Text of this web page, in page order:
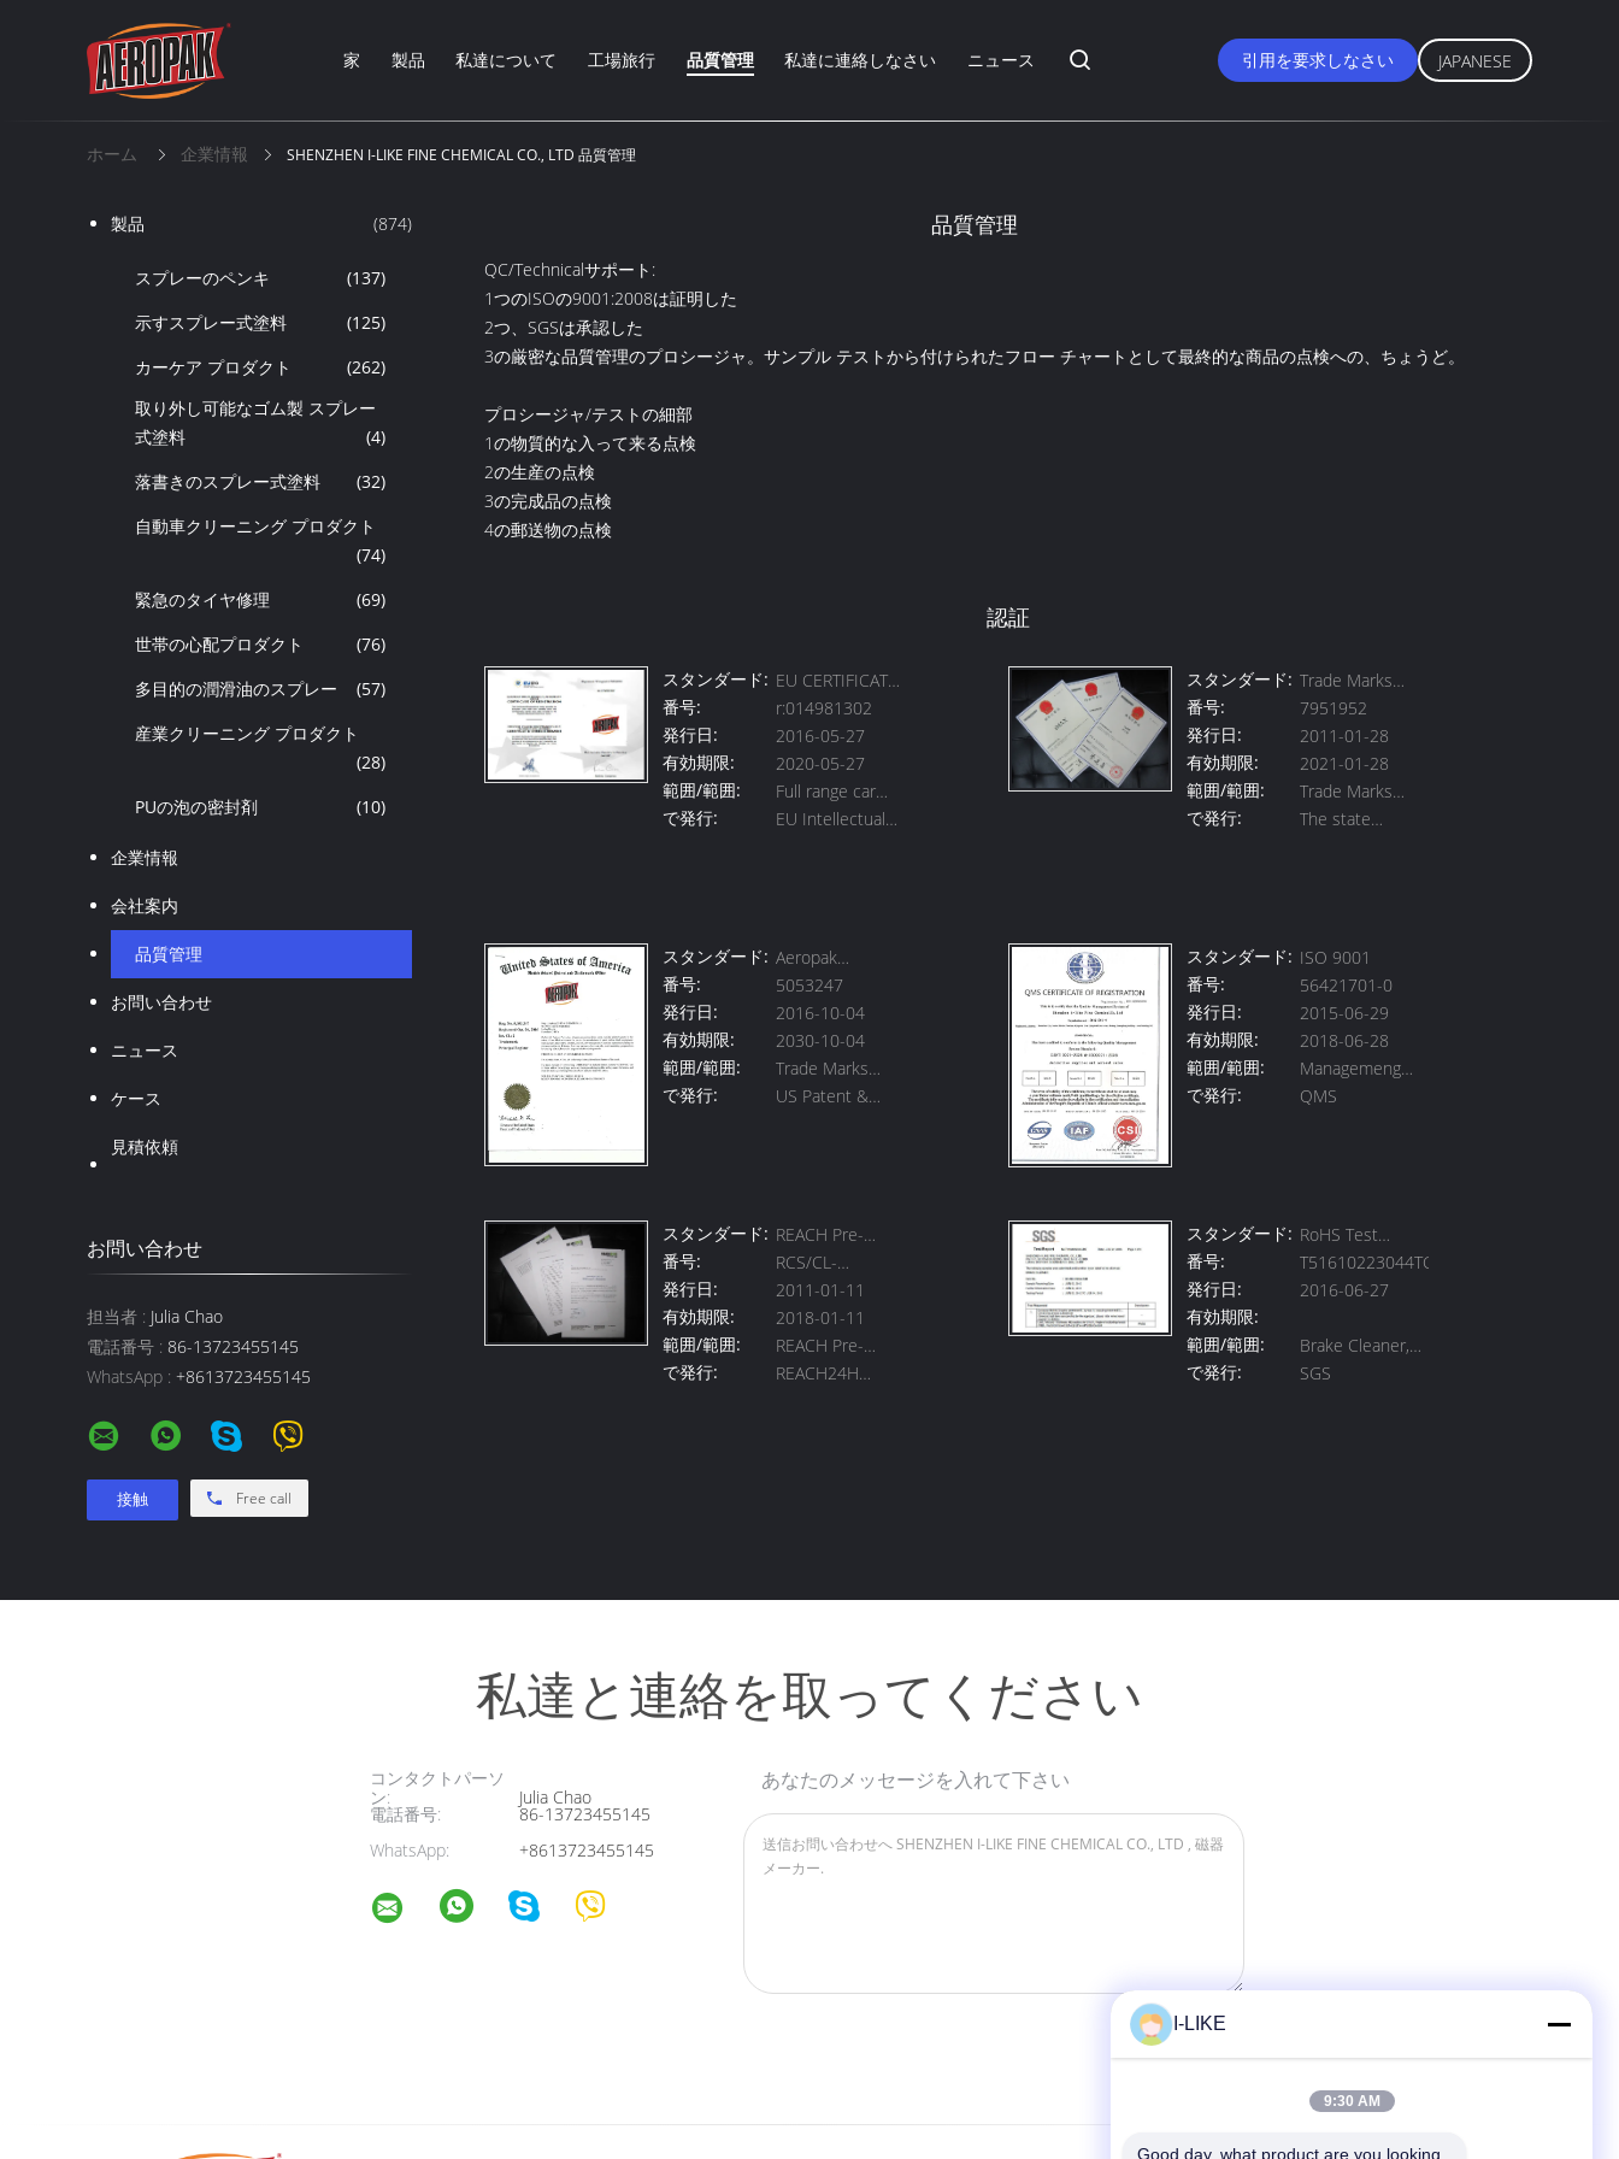
家 製品 私達について 工場旅行 品質管理 私達に連絡しなさい ニュース 引用を要求しなさい JAPANESE
ホーム 企業情報 SHENZHEN I-LIKE FINE CHEMICAL CO., LTD 品質管理
製品 (874)
スプレーのペンキ
(137)
示すスプレー式塗料
(125)
カーケア プロダクト
(262)
取り外し可能なゴム製 スプレー
式塗料
(4)
落書きのスプレー式塗料
(32)
自動車クリーニング プロダクト
(74)
緊急のタイヤ修理
(69)
世帯の心配プロダクト
(76)
多目的の潤滑油のスプレー
(57)
産業クリーニング プロダクト
(28)
PUの泡の密封剤
(10)
企業情報
会社案内
品質管理
お問い合わせ
ニュース
ケース
見積依頼
お問い合わせ
担当者 : Julia Chao
電話番号 : 86-13723455145
WhatsApp : +8613723455145
Free call
品質管理
QC/Technicalサポート:
1つのISOの9001:2008は証明した
2つ、SGSは承認した
3の厳密な品質管理のプロシージャ。サンプル テストから付けられたフロー チャートとして最終的な商品の点検への、ちょうど。
プロシージャ/テストの細部
1の物質的な入って来る点検
2の生産の点検
3の完成品の点検
4の郵送物の点検
認証
スタンダード: EU CERTIFICATE
OF
REGISTRATION
番号:
r:014981302
発行日:
2016-05-27
有効期限:
2020-05-27
範囲/範囲:
Full range car
care products &
で発行:
EU Intellectual
スタンダード: Trade Marks
Registration
番号:
7951952
発行日:
2011-01-28
有効期限:
2021-01-28
範囲/範囲:
Trade Marks
Registration
で発行:
The state
of the People's
Republic of
China
スタンダード: Aeropak
Register
Certificate
番号:
5053247
発行日:
2016-10-04
有効期限:
2030-10-04
範囲/範囲:
Trade Marks
Registration
で発行:
US Patent &
スタンダード: ISO 9001
番号:
56421701-0
発行日:
2015-06-29
有効期限:
2018-06-28
範囲/範囲:
Managemeng
System
で発行: QMS
スタンダード: REACH Pre-
Registration
番号:
RCS/CL-
10E21193-01
発行日:
2011-01-11
有効期限:
2018-01-11
範囲/範囲:
REACH Pre-
Registration
で発行:
REACH24H
スタンダード: RoHS Test
Report
番号:
T51610223044TC
発行日:
2016-06-27
有効期限:
範囲/範囲:
Brake Cleaner,
Spray Paint etc.
で発行: SGS
私達と連絡を取ってください
コンタクトパーソ
ン:
Julia Chao
電話番号:
86-13723455145
WhatsApp:
+8613723455145
あなたのメッセージを入れて下さい
I-LIKE
9:30 AM
Good day, what product are you looking